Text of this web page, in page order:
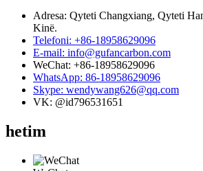
Adresa: Qyteti Changxiang, Qyteti
Kinë.
Telefoni: +86-18958629096
E-mail: info@gufancarbon.com
WeChat: +86-18958629096
WhatsApp: 86-18958629096
Skype: wendywang626@qq.com
VK: @id796531651
hetim